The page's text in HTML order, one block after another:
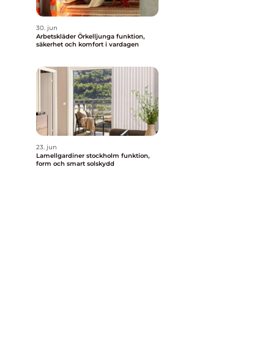
30. jun
Arbetskläder Örkelljunga funktion,
säkerhet och komfort i vardagen
23. jun
Lamellgardiner stockholm funktion,
form och smart solskydd